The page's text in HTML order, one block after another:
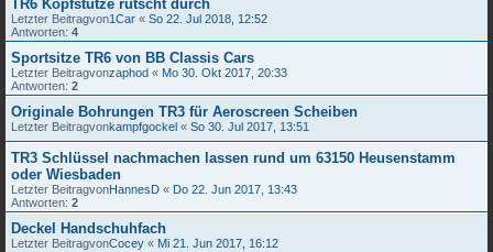
TR6 Kopfstütze rutscht durch
Letzter Beitragvon1Car « So 22. Jul 2018, 12:52
Antworten: 4
Sportsitze TR6 von BB Classis Cars
Letzter Beitragvonzaphod « Mo 30. Okt 2017, 20:33
Antworten: 2
Originale Bohrungen TR3 für Aeroscreen Scheiben
Letzter Beitragvonkampfgockel « So 30. Jul 2017, 13:51
TR3 Schlüssel nachmachen lassen rund um 63150 Heusenstamm
oder Wiesbaden
Letzter BeitragvonHannesD « Do 22. Jun 2017, 13:43
Antworten: 2
Deckel Handschuhfach
Letzter BeitragvonCocey « Mi 21. Jun 2017, 16:12